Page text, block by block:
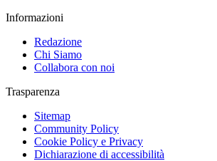
Informazioni
Redazione
Chi Siamo
Collabora con noi
Trasparenza
Sitemap
Community Policy
Cookie Policy e Privacy
Dichiarazione di accessibilità